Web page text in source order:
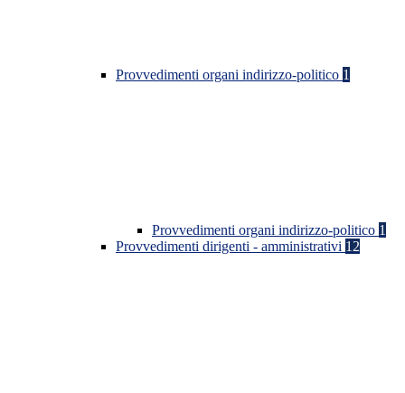
Provvedimenti organi indirizzo-politico 1
Provvedimenti organi indirizzo-politico 1
Provvedimenti dirigenti - amministrativi 12